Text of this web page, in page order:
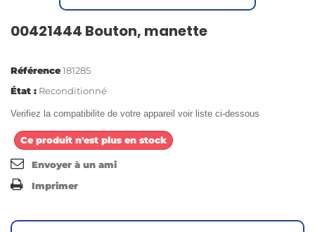
00421444 Bouton, manette
Référence181285
État : Reconditionné
Verifiez la compatibilite de votre appareil voir liste ci-dessous
Ce produit n'est plus en stock
Envoyer à un ami
Imprimer